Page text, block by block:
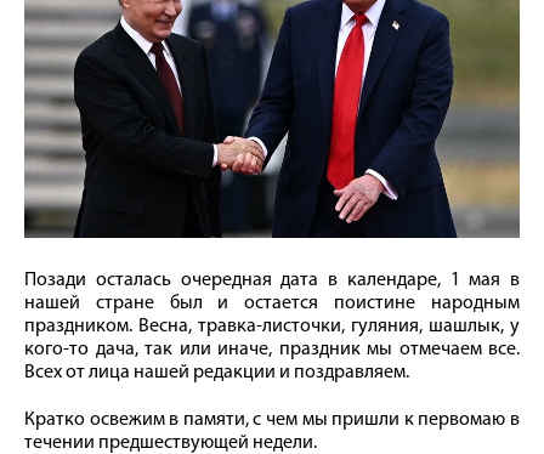
Позади осталась очередная дата в календаре, 1 мая в
нашей стране был и остается поистине народным
праздником. Весна, травка-листочки, гуляния, шашлык, у
кого-то дача, так или иначе, праздник мы отмечаем все.
Всех от лица нашей редакции и поздравляем.
Кратко освежим в памяти, с чем мы пришли к первомаю в
течении предшествующей недели.